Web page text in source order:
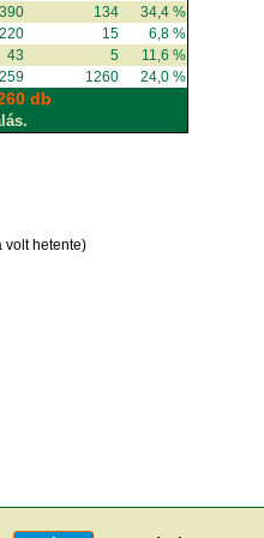
390 134
34,4 %
220 15
6,8 %
43 5
11,6 %
1260 24,0 %
db
volt hetente)